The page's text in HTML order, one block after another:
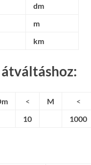
dm
m
km
átváltáshoz:
< M
<
10 1000